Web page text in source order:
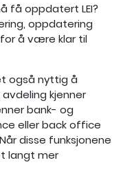
få oppdatert LEI?
oppdatering
å være klar til
også nyttig å
kjenner
bank- og
eller back office
disse funksjonene
langt mer